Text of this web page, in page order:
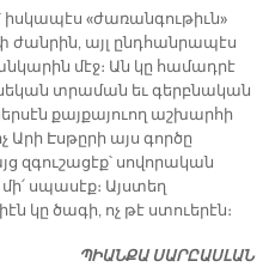
իսկապէս «ժառանգութիւն»
ժանրին, այլ ընդհանրապէս
մէջ։ Ան կը համադրէ
տրաման եւ գերբնական
քայքայուող աշխարհի
Արի Էսթըրի այս գործը
զգուշացէք՝ սովորական
սպասէք։ Այստեղ
կը ծագի, ոչ թէ ստուերէն։
ՊԻԱՆՔԱ ՍԱՐԸԱՍԼԱՆ